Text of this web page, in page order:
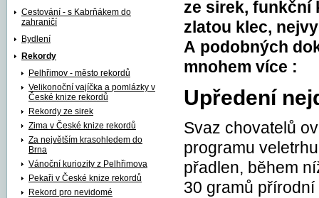
Cestování - s Kabrňákem do
zahraničí
Bydlení
Rekordy
Pelhřimov - město rekordů
Velikonoční vajíčka a pomlázky v
České knize rekordů
Rekordy ze sirek
Zima v České knize rekordů
Za největším krasohledem do
Brna
Vánoční kuriozity z Pelhřimova
Pekaři v České knize rekordů
Rekord pro nevidomé
ze sirek, funkční
zlatou klec,
A podobných
mnohem více :
Upředení
Svaz chovatelů
programu
přadlen, během
30 gramů